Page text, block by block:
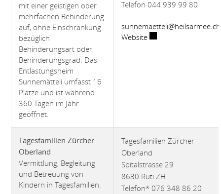
mit einer geistigen oder
mehrfachen Behinderung
auf, ohne Einschränkung
bezüglich
Behinderungsart oder
Behinderungsgrad. Das
Entlastungsheim
Sunnemätteli umfasst 16
Plätze und ist während
360 Tagen im Jahr
geöffnet.
Telefon 044 939 99 80
sunnemaetteli@heilsarmee.ch
WebsiteExterner Link wird in
Tagesfamilien Zürcher
Oberland
Vermittlung, Begleitung
und Betreuung von
Kindern in Tagesfamilien.
Tagesfamilien Zürcher
Oberland
Spitalstrasse 29
8630 Rüti ZH
Telefon* 076 348 86 20